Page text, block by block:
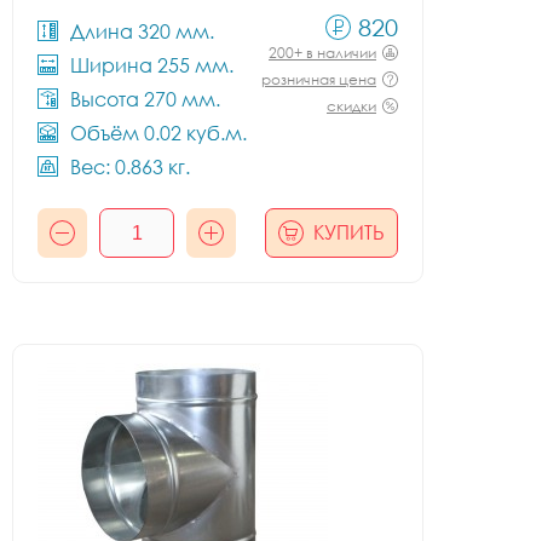
Длина 320 мм.
Ширина 255 мм.
Высота 270 мм.
Объём 0.02 куб.м.
Вес: 0.863 кг.
820
200+ в наличии
розничная цена
скидки
КУПИТЬ